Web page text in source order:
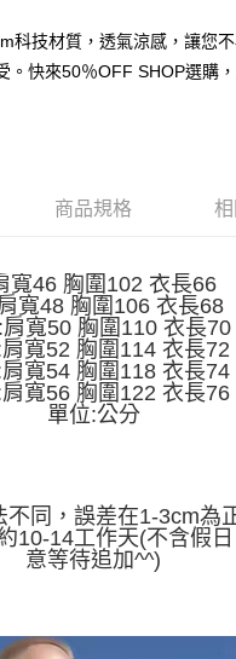
】
選擇欲分期的期數、繳款截止日，
數及費用金額請依後續交易確認頁
未前往確認交易或遇審核未通過，
通過狀況，表示未達大哥付你分期
單，「大哥付你分期」於每月結算
大股份有限公司」（以下簡稱本公
服務購買商品或服務，並由商店將
地址）提供予台灣大哥大進項蒐集
」】
到商品之後才付款」的支付方式。
、不需綁卡、不需儲值。
，簡訊認證，即可結帳。
服務後，再付款。
14天內，點擊此簡訊中的連結，可
方式進行付款，方視為交易完成。
當下不需立刻繳費，但若您需要取
取消欲退款等相關疑問，請聯繫「
科技材質，透氣涼感，讓您不
。快來50％OFF SHOP選購
商品規格
寬46 胸圍102 衣長66
寬48 胸圍106 衣長68
寬50 胸圍110 衣長70
寬52 胸圍114 衣長72
寬54 胸圍118 衣長74
寬56 胸圍122 衣長76
單位:公分
不同，誤差在1-3cm為
10-14工作天(不含假
意等待追加^^)